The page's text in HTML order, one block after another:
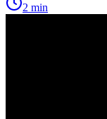
2 min